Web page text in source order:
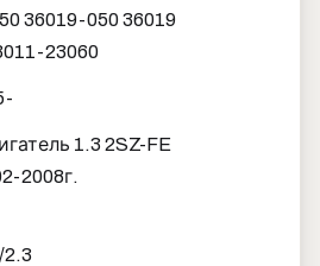
36019-050 36019
23060
1.3 2SZ-FE
2008г.
2.3